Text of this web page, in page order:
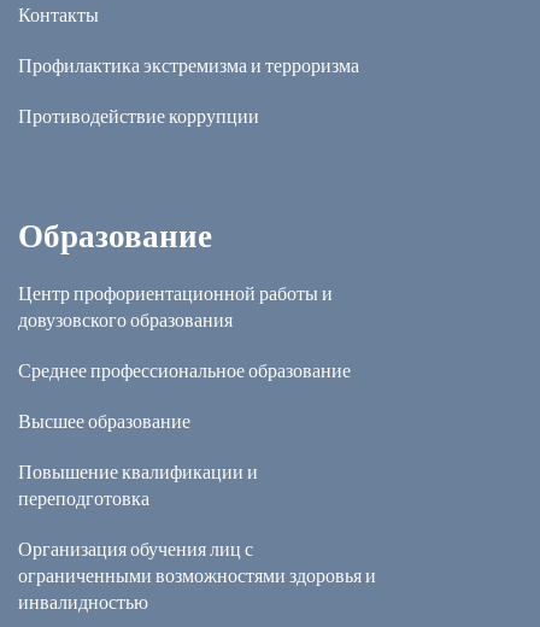
Контакты
Профилактика экстремизма и терроризма
Противодействие коррупции
Образование
Центр профориентационной работы и
довузовского образования
Среднее профессиональное образование
Высшее образование
Повышение квалификации и
переподготовка
Организация обучения лиц с
ограниченными возможностями здоровья и
инвалидностью